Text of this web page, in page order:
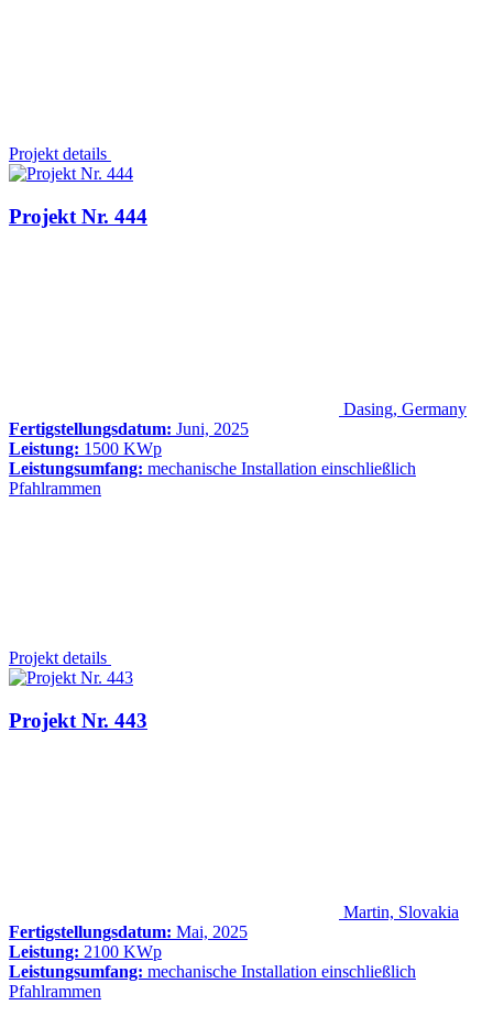
Projekt details
Projekt Nr. 444
Dasing, Germany
Fertigstellungsdatum: Juni, 2025
Leistung: 1500 KWp
Leistungsumfang: mechanische Installation einschließlich
Pfahlrammen
Projekt details
Projekt Nr. 443
Martin, Slovakia
Fertigstellungsdatum: Mai, 2025
Leistung: 2100 KWp
Leistungsumfang: mechanische Installation einschließlich
Pfahlrammen